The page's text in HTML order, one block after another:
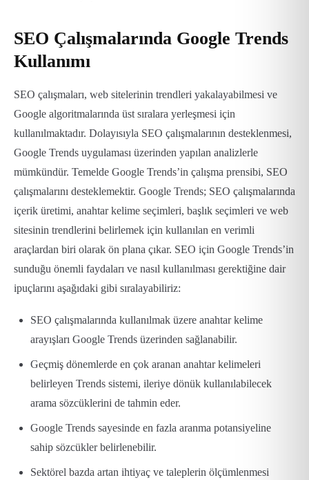
SEO Çalışmalarında Google Trends
Kullanımı
SEO çalışmaları, web sitelerinin trendleri yakalayabilmesi ve
Google algoritmalarında üst sıralara yerleşmesi için
kullanılmaktadır. Dolayısıyla SEO çalışmalarının desteklenmesi,
Google Trends uygulaması üzerinden yapılan analizlerle
mümkündür. Temelde Google Trends’in çalışma prensibi, SEO
çalışmalarını desteklemektir. Google Trends; SEO çalışmalarında
içerik üretimi, anahtar kelime seçimleri, başlık seçimleri ve web
sitesinin trendlerini belirlemek için kullanılan en verimli
araçlardan biri olarak ön plana çıkar. SEO için Google Trends’in
sunduğu önemli faydaları ve nasıl kullanılması gerektiğine dair
ipuçlarını aşağıdaki gibi sıralayabiliriz:
SEO çalışmalarında kullanılmak üzere anahtar kelime
arayışları Google Trends üzerinden sağlanabilir.
Geçmiş dönemlerde en çok aranan anahtar kelimeleri
belirleyen Trends sistemi, ileriye dönük kullanılabilecek
arama sözcüklerini de tahmin eder.
Google Trends sayesinde en fazla aranma potansiyeline
sahip sözcükler belirlenebilir.
Sektörel bazda artan ihtiyaç ve taleplerin ölçümlenmesi